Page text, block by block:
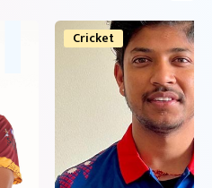
Cricket